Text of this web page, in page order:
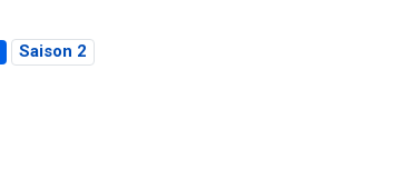
Saison 2